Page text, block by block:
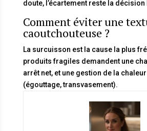
doute, l’écartement reste la
Comment éviter une
caoutchouteuse ?
La surcuisson est la cause la plus
produits fragiles demandent une
arrêt net, et une gestion de la
(égouttage, transvasement).